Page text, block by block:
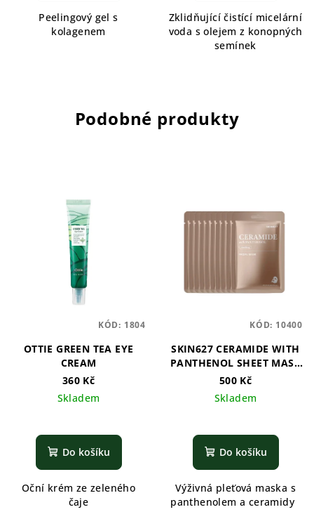
Peelingový gel s
kolagenem
Zklidňující čistící micelární
voda s olejem z konopných
semínek
Podobné produkty
OTTIE GREEN TEA EYE
CREAM
360 Kč
Skladem
Do košíku
Oční krém ze zeleného
čaje
KÓD: 1804
SKIN627 CERAMIDE WITH
PANTHENOL SHEET MASK
- 10ks
500 Kč
Skladem
Do košíku
Výživná pleťová maska s
panthenolem a ceramidy
KÓD: 10400